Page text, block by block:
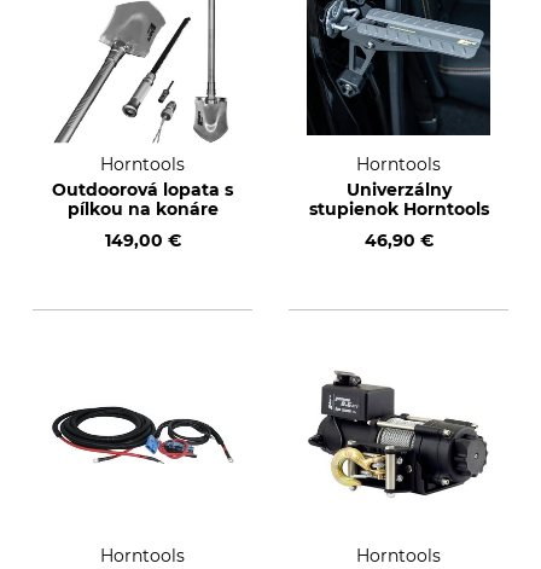
Horntools
Outdoorová lopata s
pílkou na konáre
149,00 €
Horntools
Univerzálny
stupienok Horntools
46,90 €
Horntools
Horntools